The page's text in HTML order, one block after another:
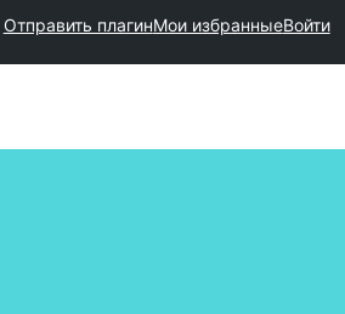
Отправить плагинМои избранныеВойти